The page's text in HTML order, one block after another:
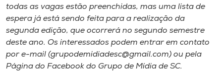
Store
Selecione
todas as vagas estão preenchidas, mas uma lista de
espera já está sendo feita para a realização da
segunda edição, que ocorrerá no segundo semestre
deste ano. Os interessados podem entrar em contato
por e-mail (grupodemidiadesc@gmail.com) ou pela
Página do Facebook do Grupo de Mídia de SC.